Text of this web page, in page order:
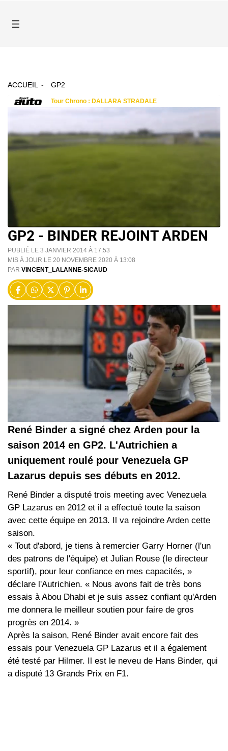
ACCUEIL GP2
GP2 - BINDER REJOINT ARDEN
PUBLIÉ LE 3 JANVIER 2014 À 17:53
MIS À JOUR LE 20 NOVEMBRE 2020 À 13:08
PAR VINCENT_LALANNE-SICAUD
René Binder a signé chez Arden pour la
saison 2014 en GP2. L'Autrichien a
uniquement roulé pour Venezuela GP
Lazarus depuis ses débuts en 2012.
René Binder a disputé trois meeting avec Venezuela
GP Lazarus en 2012 et il a effectué toute la saison
avec cette équipe en 2013. Il va rejoindre Arden cette
saison.
« Tout d'abord, je tiens à remercier Garry Horner (l'un
des patrons de l'équipe) et Julian Rouse (le directeur
sportif), pour leur confiance en mes capacités, »
déclare l'Autrichien. « Nous avons fait de très bons
essais à Abou Dhabi et je suis assez confiant qu'Arden
me donnera le meilleur soutien pour faire de gros
progrès en 2014. »
Après la saison, René Binder avait encore fait des
essais pour Venezuela GP Lazarus et il a également
été testé par Hilmer. Il est le neveu de Hans Binder, qui
a disputé 13 Grands Prix en F1.